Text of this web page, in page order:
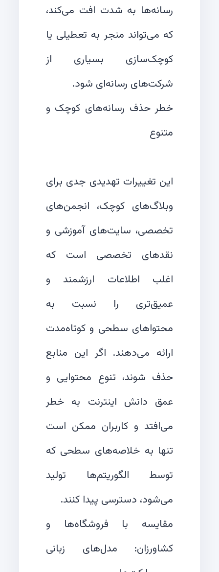
رسانه‌ها به شدت افت می‌کند،
که می‌تواند منجر به تعطیلی یا
کوچک‌سازی بسیاری از
خطر حذف رسانه‌های کوچک و
این تغییرات تهدیدی جدی برای
وبلاگ‌های کوچک، انجمن‌های
تخصصی، سایت‌های آموزشی و
نقدهای تخصصی است که
اغلب اطلاعات ارزشمند و
عمیق‌تری را نسبت به
محتواهای سطحی و کوتاه‌مدت
ارائه می‌دهند. اگر این منابع
حذف شوند، تنوع محتوایی و
عمق دانش اینترنت به خطر
می‌افتد و کاربران ممکن است
تنها به خلاصه‌های سطحی که
توسط الگوریتم‌ها تولید
مقایسه با فروشگاه‌ها و
کشاورزان: مدل‌های زبانی